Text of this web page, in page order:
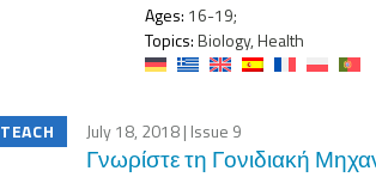
Ages: 16-19;
Topics:Biology, Health
TEACH July 18, 2018| Issue 9
Γνωρίστε τη Γονιδιακή